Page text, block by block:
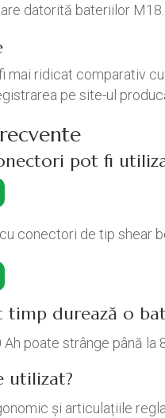
datorită bateriilor M18.
mai ridicat comparativ cu
pe site-ul
pot fi
conectori de tip shear
timp durează o
Ah poate strânge până
utilizat?
și articulațiile